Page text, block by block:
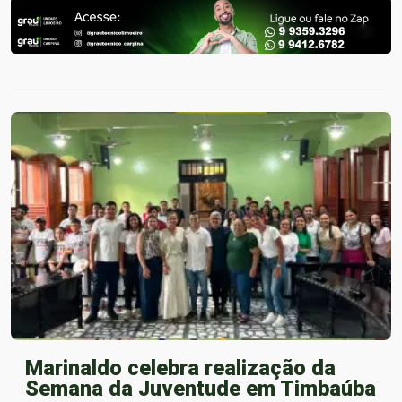
Marinaldo celebra realização da
Semana da Juventude em Timbaúba